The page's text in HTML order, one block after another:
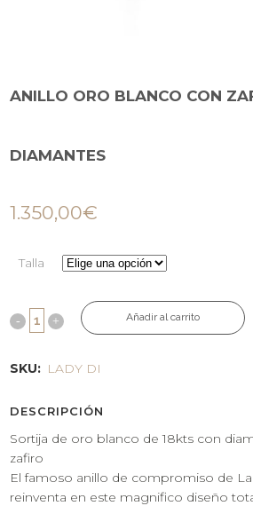
ANILLO ORO BLANCO CON
DIAMANTES
1.350,00€
Talla
Añadir al carrito
SKU: LADY DI
DESCRIPCIÓN
Sortija de oro blanco de 18kts con
zafiro
El famoso anillo de compromiso de
reinventa en este magnifico diseño